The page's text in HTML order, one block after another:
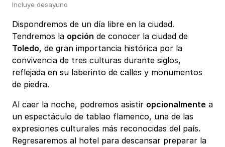
Incluye desayuno
Dispondremos de un día libre en la ciudad.
Tendremos la opción de conocer la ciudad de
Toledo, de gran importancia histórica por la
convivencia de tres culturas durante siglos,
reflejada en su laberinto de calles y monumentos
de piedra.
Al caer la noche, podremos asistir opcionalmente a
un espectáculo de tablao flamenco, una de las
expresiones culturales más reconocidas del país.
Regresaremos al hotel para descansar preparar la